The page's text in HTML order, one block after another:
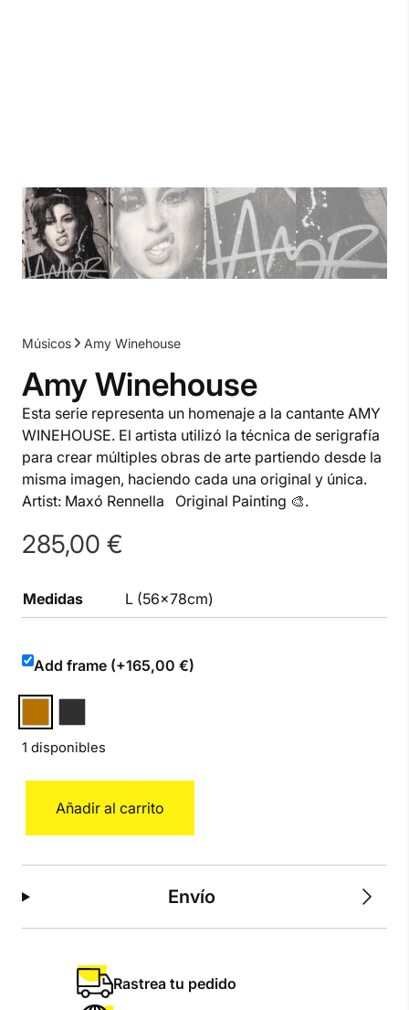
Músicos Amy Winehouse
Amy Winehouse
Esta serie representa un homenaje a la cantante AMY
WINEHOUSE. El artista utilizó la técnica de serigrafía
para crear múltiples obras de arte partiendo desde la
misma imagen, haciendo cada una original y única.
Artist: Maxó Rennella Original Painting 🎨.
285,00 €
Medidas L (56x78cm)
Add frame (+165,00 €)
1 disponibles
Winehouse
cantidad
Añadir al carrito
Envío
Rastrea tu pedido